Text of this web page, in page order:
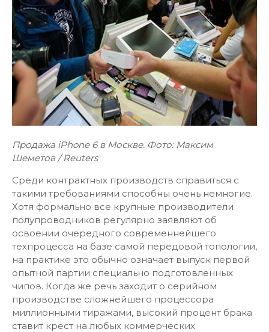
Продажа iPhone 6 в Москве. Фото: Максим
Шеметов / Reuters
Среди контрактных производств справиться с
такими требованиями способны очень немногие.
Хотя формально все крупные производители
полупроводников регулярно заявляют об
освоении очередного современнейшего
техпроцесса на базе самой передовой топологии,
на практике это обычно означает выпуск первой
опытной партии специально подготовленных
чипов. Когда же речь заходит о серийном
производстве сложнейшего процессора
миллионными тиражами, высокий процент брака
ставит крест на любых коммерческих